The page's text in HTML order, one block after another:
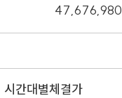
47,676,980
시간대별체결가